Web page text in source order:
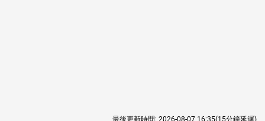
最後更新時間: 2026-08-07 16:35(15分鐘延遲)